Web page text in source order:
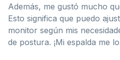
Además, me gustó mucho
Esto significa que puedo
monitor según mis
de postura. ¡Mi espalda me